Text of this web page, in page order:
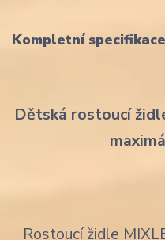
Kompletní specifikace
Dětská rostoucí
Rostoucí židle